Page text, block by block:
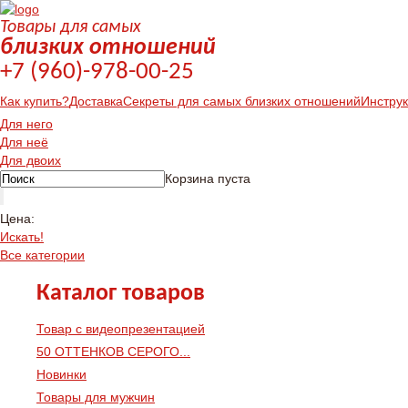
Товары для самых
близких отношений
+7 (960)-978-00-25
Как купить?ДоставкаСекреты для самых близких отношений
Для него
Для неё
Для двоих
Цена:
Искать!
Корзина пуста
Все категории
Каталог товаров
Товар с видеопрезентацией
50 ОТТЕНКОВ СЕРОГО...
Новинки
Товары для мужчин